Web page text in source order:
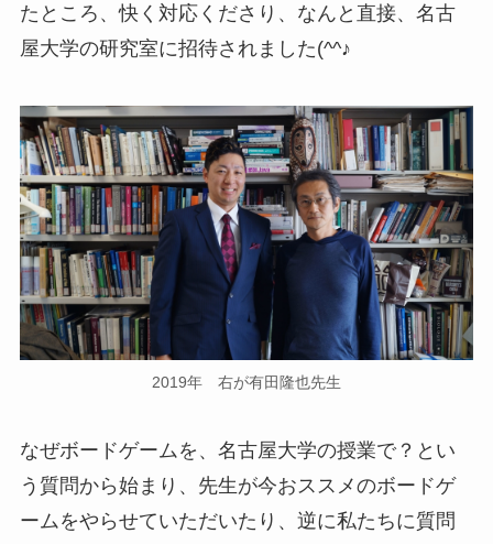
たところ、快く対応くださり、なんと直接、名古
屋大学の研究室に招待されました(^^♪
2019年 右が有田隆也先生
なぜボードゲームを、名古屋大学の授業で？とい
う質問から始まり、先生が今おススメのボードゲ
ームをやらせていただいたり、逆に私たちに質問